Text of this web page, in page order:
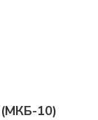
(МКБ-10)